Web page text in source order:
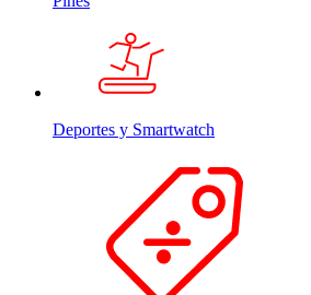
Deportes y Smartwatch